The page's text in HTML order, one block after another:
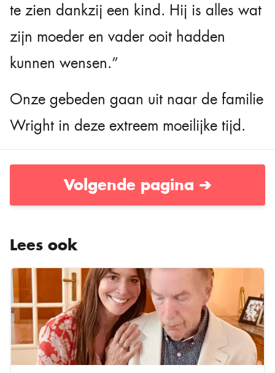
te zien dankzij een kind. Hij is alles wat
zijn moeder en vader ooit hadden
kunnen wensen.”
Onze gebeden gaan uit naar de familie
Wright in deze extreem moeilijke tijd.
Volgende pagina ➔
Lees ook